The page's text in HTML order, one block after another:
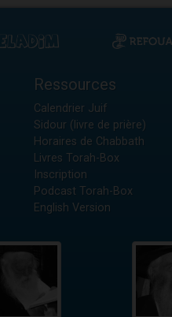
Ressources
Calendrier Juif
Sidour (livre de prière)
Horaires de Chabbath
Livres Torah-Box
Inscription
Podcast Torah-Box
English Version